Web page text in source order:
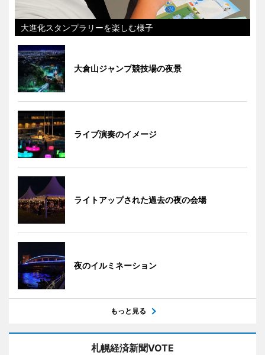
大進化スタンプラリーを楽しむ様子
大倉山ジャンプ競技場の夜景
ライブ演奏のイメージ
ライトアップされた過去の夜の会場
夜のイルミネーション
もっと見る
札幌経済新聞VOTE